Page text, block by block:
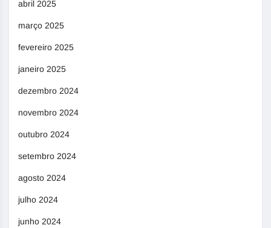
abril 2025
março 2025
fevereiro 2025
janeiro 2025
dezembro 2024
novembro 2024
outubro 2024
setembro 2024
agosto 2024
julho 2024
junho 2024